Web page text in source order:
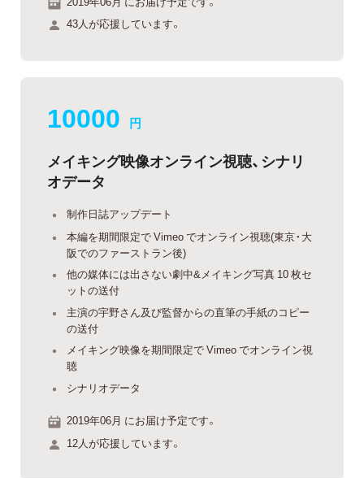
43人が応援しています。
10000 円
メイキング映像オンライン視聴、シナリ
オデータ
制作日誌アップデート
本編を期間限定で Vimeo でオンライン視聴(東京・大
阪でのファーストラン後)
他の媒体には出さない劇中&メイキング写真 10 枚セ
ットの送付
主演の宇野さん及び監督からの直筆の手紙のコピー
の送付
メイキング映像を期間限定で Vimeo でオンライン視
聴
シナリオデータ
2019年06月 にお届け予定です。
12人が応援しています。